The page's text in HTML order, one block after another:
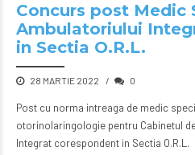
Concurs post Medic
Ambulatoriului
in Sectia O.R.L.
28 MARTIE 2022 0
Post cu norma intreaga de medic
otorinolaringologie pentru Cabinetul
Integrat corespondent in Sectia O.R.L.